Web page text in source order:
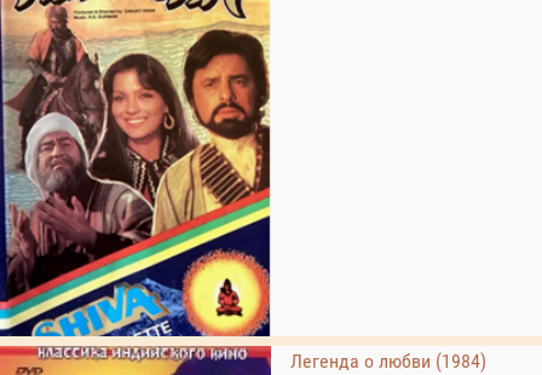
Легенда о любви (1984)